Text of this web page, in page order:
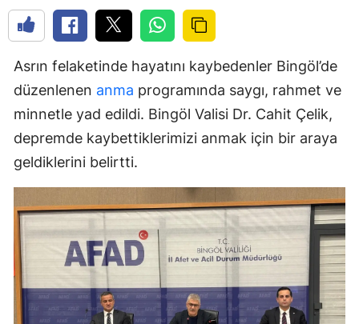
Asrın felaketinde hayatını kaybedenler Bingöl’de
düzenlenen anma programında saygı, rahmet ve
minnetle yad edildi. Bingöl Valisi Dr. Cahit Çelik,
depremde kaybettiklerimizi anmak için bir araya
geldiklerini belirtti.